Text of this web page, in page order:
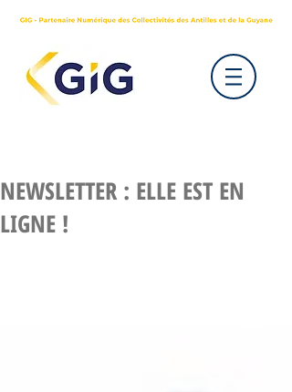
NEWSLETTER : ELLE EST EN
LIGNE !